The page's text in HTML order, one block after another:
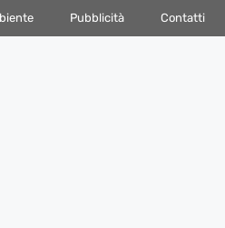
Pubblicità Contatti